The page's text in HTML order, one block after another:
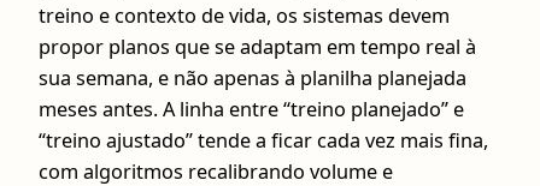
treino e contexto de vida, os sistemas devem
propor planos que se adaptam em tempo real à
sua semana, e não apenas à planilha planejada
meses antes. A linha entre “treino planejado” e
“treino ajustado” tende a ficar cada vez mais fina,
com algoritmos recalibrando volume e